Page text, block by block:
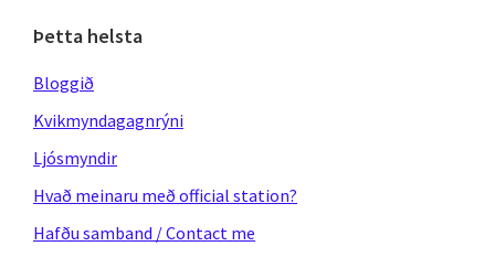
Þetta helsta
Bloggið
Kvikmyndagagnrýni
Ljósmyndir
Hvað meinaru með official station?
Hafðu samband / Contact me